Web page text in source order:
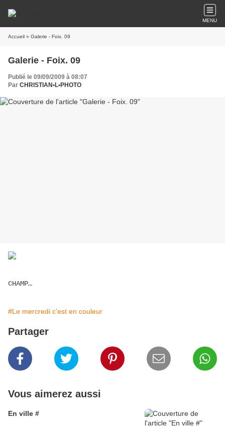
MENU
Accueil » Galerie - Foix. 09
Galerie - Foix. 09
Publié le 09/09/2009 à 08:07
Par CHRISTIAN•L•PHOTO
CHAMP…
#Le mercredi c'est en couleur
Partager
Vous aimerez aussi
En ville #